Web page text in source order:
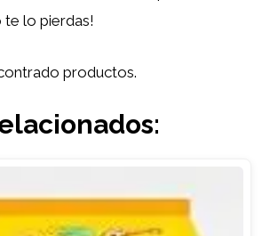
te lo pierdas!
productos.